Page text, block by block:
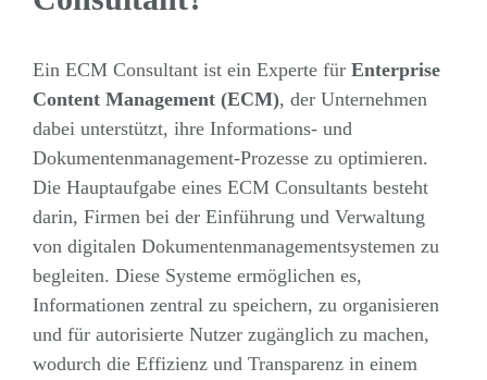
Ein ECM Consultant ist ein Experte für Enterprise
Content Management (ECM), der Unternehmen
dabei unterstützt, ihre Informations- und
Dokumentenmanagement-Prozesse zu optimieren.
Die Hauptaufgabe eines ECM Consultants besteht
darin, Firmen bei der Einführung und Verwaltung
von digitalen Dokumentenmanagementsystemen zu
begleiten. Diese Systeme ermöglichen es,
Informationen zentral zu speichern, zu organisieren
und für autorisierte Nutzer zugänglich zu machen,
wodurch die Effizienz und Transparenz in einem